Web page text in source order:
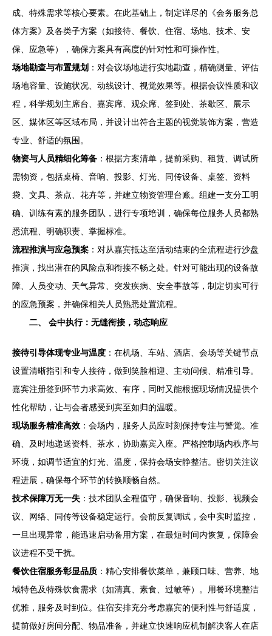
成、特殊需求等核心要素。在此基础上，制定详尽的《会务服务总
体方案》及各类子方案（如接待、餐饮、住宿、场地、技术、安
保、应急等），确保方案具有高度的针对性和可操作性。
场地勘查与布置规划 ：对会议场地进行实地勘查，精确测量、评估
场地容量、设施状况、动线设计、视觉效果等。根据会议性质和议
程，科学规划主席台、嘉宾席、观众席、签到处、茶歇区、展示
区、媒体区等区域布局，并设计出符合主题的视觉装饰方案，营造
专业、舒适的氛围。
物资与人员精细化筹备 ：根据方案清单，提前采购、租赁、调试所
需物资，包括桌椅、音响、投影、灯光、同传设备、桌签、资料
袋、文具、茶点、花卉等，并建立物资管理台账。组建一支分工明
确、训练有素的服务团队，进行专项培训，确保每位服务人员都熟
悉流程、明确职责、掌握标准。
流程推演与应急预案 ：对从嘉宾抵达至活动结束的全流程进行沙盘
推演，找出潜在的风险点和衔接不畅之处。针对可能出现的设备故
障、人员变动、天气异常、突发疾病、安全事故等，制定切实可行
的应急预案，并确保相关人员熟悉处置流程。
二、 会中执行：无缝衔接，动态响应
接待引导体现专业与温度 ：在机场、车站、酒店、会场等关键节点
设置清晰指引和专人接待，做到笑脸相迎、主动问候、精准引导。
嘉宾注册签到环节力求高效、有序，同时又能根据现场情况提供个
性化帮助，让与会者感受到宾至如归的温暖。
现场服务精准高效 ：会场内，服务人员应时刻保持专注与警觉。准
确、及时地递送资料、茶水，协助嘉宾入座。严格控制场内秩序与
环境，如调节适宜的灯光、温度，保持会场安静整洁。密切关注议
程进展，确保每个环节的转换顺畅自然。
技术保障万无一失 ：技术团队全程值守，确保音响、投影、视频会
议、网络、同传等设备稳定运行。会前反复调试，会中实时监控，
一旦出现异常，能迅速启动备用方案，在最短时间内恢复，保障会
议进程不受干扰。
餐饮住宿服务彰显品质 ：精心安排餐饮菜单，兼顾口味、营养、地
域特色及特殊饮食需求（如清真、素食、过敏等）。用餐环境整洁
优雅，服务及时到位。住宿安排充分考虑嘉宾的便利性与舒适度，
提前做好房间分配、物品准备，并建立快速响应机制解决客人在店